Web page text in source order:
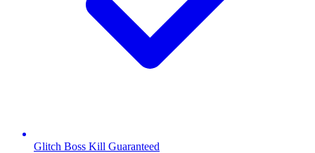
Glitch Boss Kill Guaranteed